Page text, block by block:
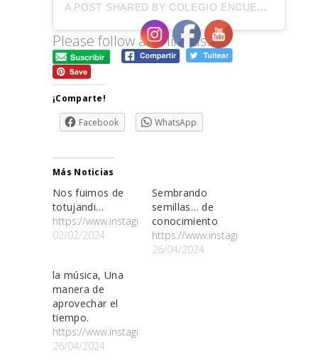
A POST SHARED BY COLEGIO ENCUENTROS (@COLEGIOENCUENTROS)
Please follow and like us:
¡Comparte!
Facebook
WhatsApp
Más Noticias
Nos fuimos de
totujandi…
https://www.instagram.com/p/C22ueAtg6s3/
02/02/2024
Sembrando
semillas… de
conocimiento
https://www.instagram.com/p/
26/04/2024
la música, Una
manera de
aprovechar el
tiempo.
https://www.instagram.com/p/C5mIkulAPM1/
26/04/2024